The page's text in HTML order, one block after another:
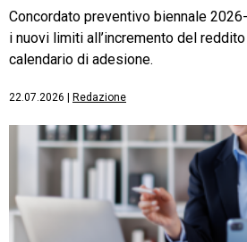
Concordato preventivo biennale
i nuovi limiti all’incremento del
calendario di adesione.
22.07.2026 Redazione